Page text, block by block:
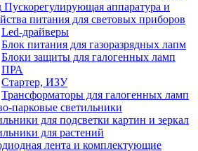
Пускорегулирующая аппаратура и
питания для световых приборов
Led-драйверы
Блок питания для газоразрядных лапм
Блоки защиты для галогенных ламп
ПРА
Стартер, ИЗУ
Трансформаторы для галогенных ламп
парковые светильники
для подсветки картин и зеркал
для растений
лента и комплектующие